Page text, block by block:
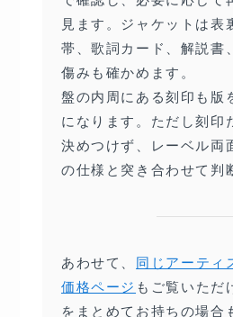
見ます。ジャケットは表
帯、歌詞カード、解説書
傷みも確かめます。
盤の内周にある刻印も版
になります。ただし刻印
決めつけず、レーベル両
の仕様と突き合わせて判
あわせて、 同じアーティ
価格ページ もご覧いただ
をまとめてお持ちの場合